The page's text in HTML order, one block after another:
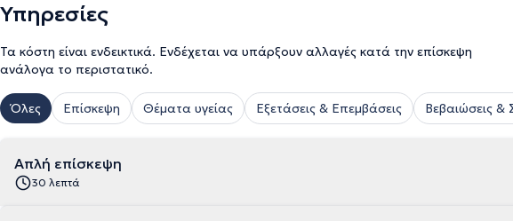
Υπηρεσίες
Τα κόστη είναι ενδεικτικά. Ενδέχεται να υπάρξουν αλλαγές κατά την επίσκεψη
ανάλογα το περιστατικό.
Όλες Επίσκεψη Θέματα υγείας Εξετάσεις & Επεμβάσεις Βεβαιώσεις
Απλή επίσκεψη
30 λεπτά